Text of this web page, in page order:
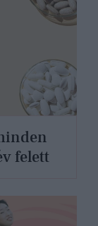
felett